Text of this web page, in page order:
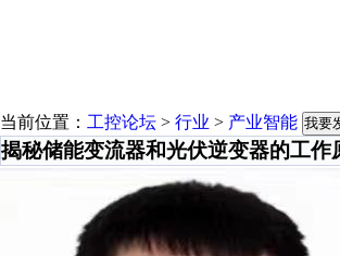
当前位置： 工控论坛 > 行业 > 产业智能 我要
揭秘储能变流器和光伏逆变器的工作